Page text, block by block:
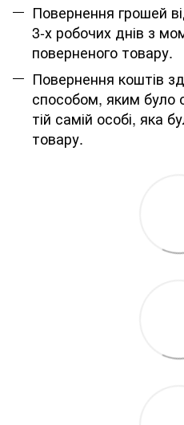
Повернення грошей
3-х робочих днів з
поверненого товару.
Повернення коштів
способом, яким було
тій самій особі, яка
товару.